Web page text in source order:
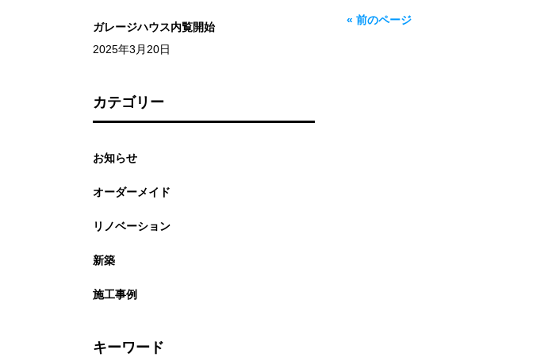
« 前のページ
ガレージハウス内覧開始
2025年3月20日
カテゴリー
お知らせ
オーダーメイド
リノベーション
新築
施工事例
キーワード